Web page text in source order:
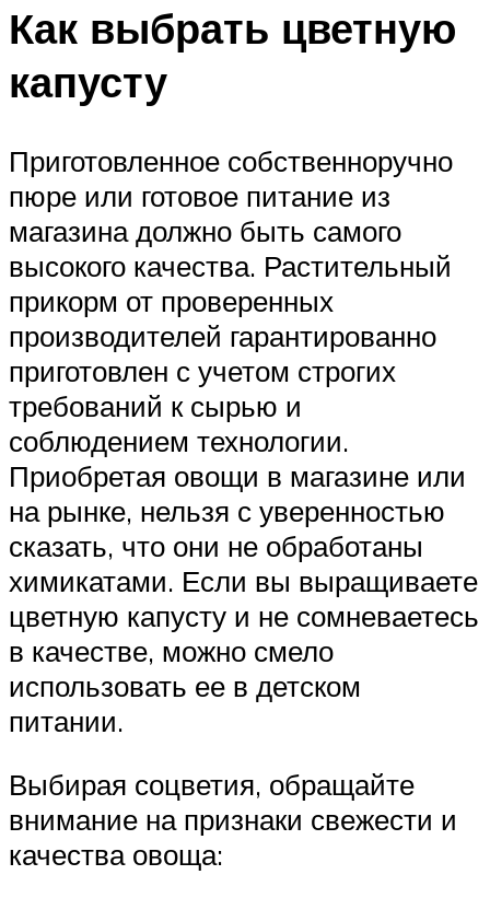
Как выбрать цветную
капусту
Приготовленное собственноручно
пюре или готовое питание из
магазина должно быть самого
высокого качества. Растительный
прикорм от проверенных
производителей гарантированно
приготовлен с учетом строгих
требований к сырью и
соблюдением технологии.
Приобретая овощи в магазине или
на рынке, нельзя с уверенностью
сказать, что они не обработаны
химикатами. Если вы выращиваете
цветную капусту и не сомневаетесь
в качестве, можно смело
использовать ее в детском
питании.
Выбирая соцветия, обращайте
внимание на признаки свежести и
качества овоща: